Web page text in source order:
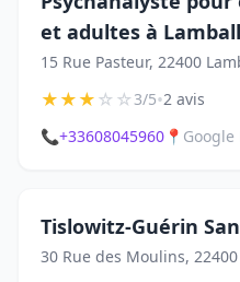
et adultes à
15 Rue Pasteur, 22400
★★★☆☆3/5•2 avis
📞+33608045960 📍 Google
Tislowitz-Guérin
30 Rue des Moulins,